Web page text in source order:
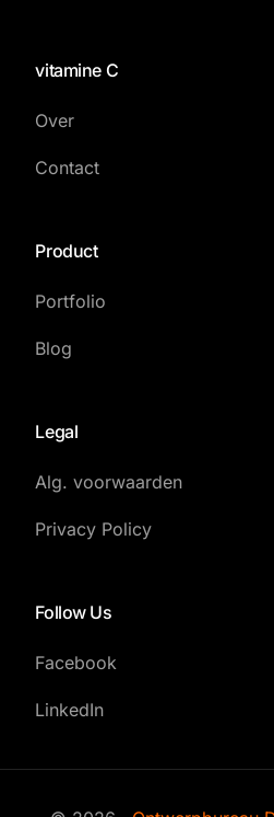
vitamine C
Over
Contact
Product
Portfolio
Blog
Legal
Alg. voorwaarden
Privacy Policy
Follow Us
Facebook
LinkedIn